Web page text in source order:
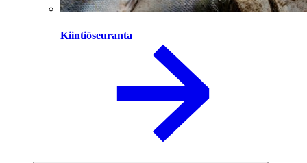
Kiintiöseuranta